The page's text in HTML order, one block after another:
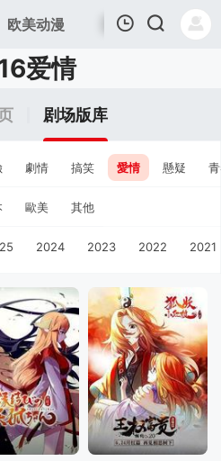
欧美动漫
爱情
剧场版库
劇情 搞笑 愛情 懸疑
歐美 其他
2024 2023 2022 2021